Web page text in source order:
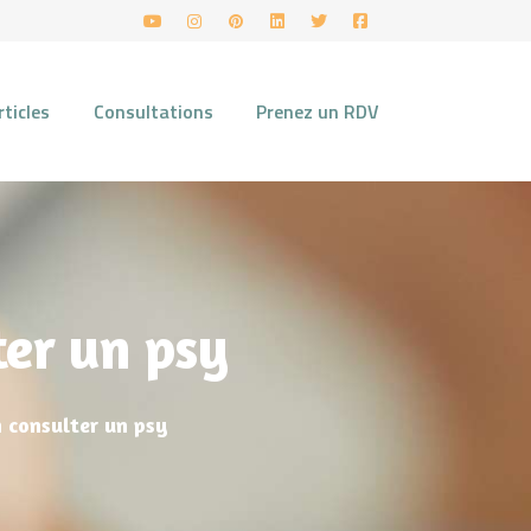
Consultations Prenez un RDV
un psy
consulter un psy